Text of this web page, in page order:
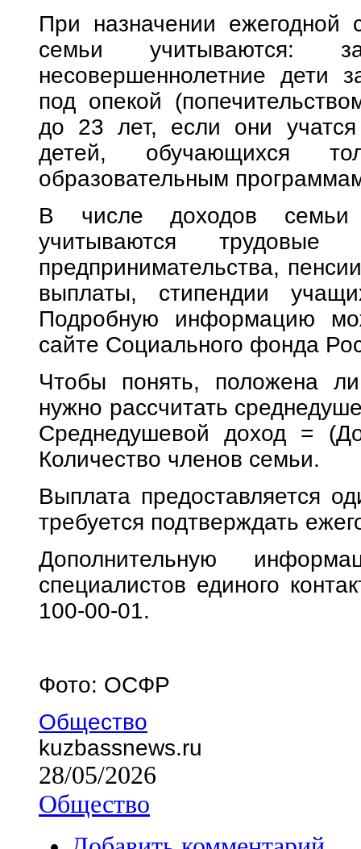
При назначении ежегодной
семьи учитываются:
несовершеннолетние дети
под опекой
до 23 лет, если они
детей, обучающихся
образовательным
В числе доходов семьи
учитываются
предпринимательства,
выплаты, стипендии
Подробную информацию
сайте Социального фонда
Чтобы понять, положена
нужно рассчитать
Среднедушевой доход =
Количество членов семьи.
Выплата предоставляется
требуется подтверждать
Дополнительную
специалистов единого
100-00-01.
Фото: ОСФР
Общество
kuzbassnews.ru
28/05/2026
Общество